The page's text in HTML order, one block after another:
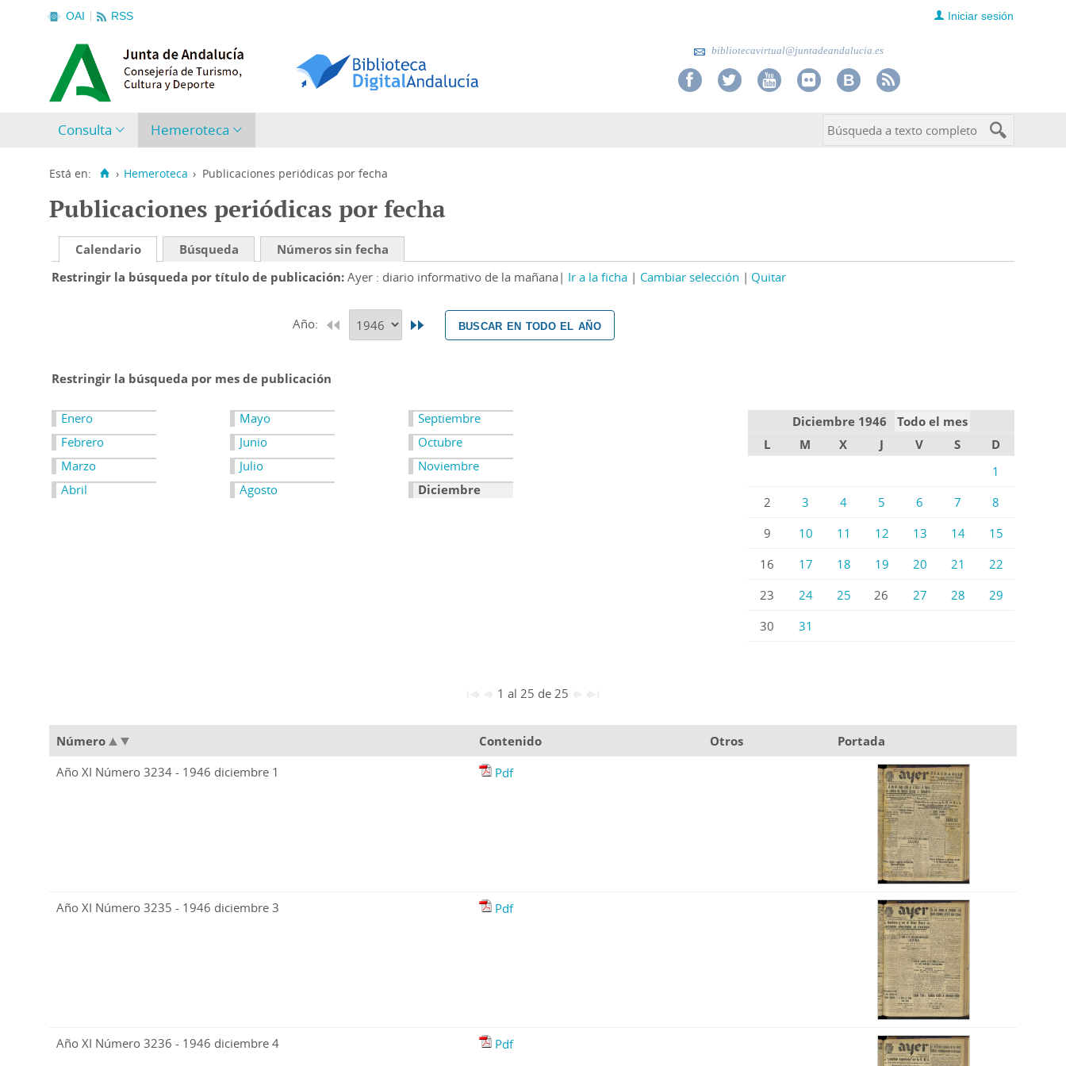
OAI RSS Iniciar sesión
bibliotecavirtual@juntadeandalucia.es
Consulta Hemeroteca
Está en: › Hemeroteca › Publicaciones periódicas por fecha
Publicaciones periódicas por fecha
Calendario Búsqueda
Números sin fecha
Restringir la búsqueda por título de publicación Ayer : diario informativo de la mañana Ir a la ficha Cambiar selección Quitar
Año: buscar en todo el año
Restringir la búsqueda por mes de publicación
Enero
Febrero
Marzo
Abril
Mayo
Junio
Julio
Agosto
Septiembre
Octubre
Noviembre
Diciembre
Diciembre 1946
Todo el mes
L
M X J V S
D
1
2
3 4 5 6 7
8
9
10 11 12 13 14
15
16
17 18 19 20 21
22
23
24 25 26 27 28
29
30
31
1 al 25 de 25
Número Contenido Otros
Portada
Año XI Número 3234 - 1946 diciembre 1
Pdf
Año XI Número 3235 - 1946 diciembre 3 Pdf
Año XI Número 3236 - 1946 diciembre 4 Pdf